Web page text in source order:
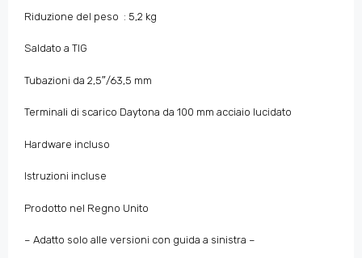
Riduzione del peso : 5,2 kg
Saldato a TIG
Tubazioni da 2,5″/63,5 mm
Terminali di scarico Daytona da 100 mm acciaio lucidato
Hardware incluso
Istruzioni incluse
Prodotto nel Regno Unito
– Adatto solo alle versioni con guida a sinistra –